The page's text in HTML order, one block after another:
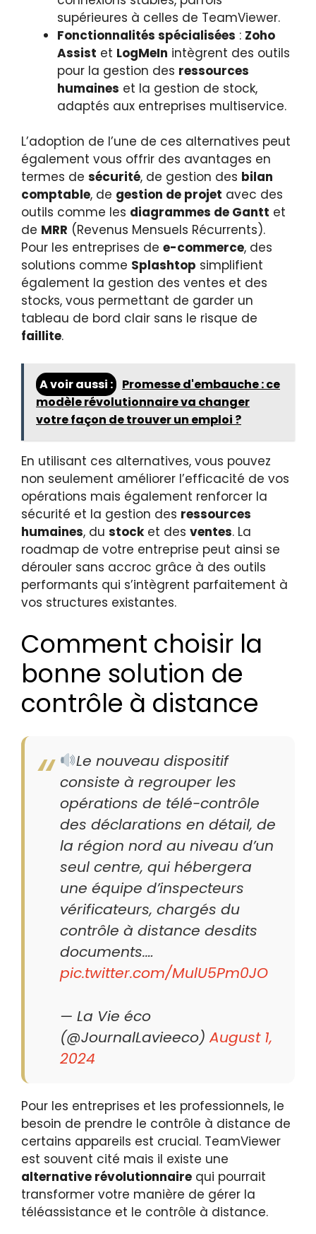
supérieures à celles de TeamViewer.
Fonctionnalités spécialisées : Zoho
Assist et LogMeIn intègrent des outils
pour la gestion des ressources
humaines et la gestion de stock,
adaptés aux entreprises multiservice.
L’adoption de l’une de ces alternatives peut
également vous offrir des avantages en
termes de sécurité, de gestion des bilan
comptable, de gestion de projet avec des
outils comme les diagrammes de Gantt et
de MRR (Revenus Mensuels Récurrents).
Pour les entreprises de e-commerce, des
solutions comme Splashtop simplifient
également la gestion des ventes et des
stocks, vous permettant de garder un
tableau de bord clair sans le risque de
faillite.
A voir aussi :
Promesse d'embauche : ce
modèle révolutionnaire va changer
votre façon de trouver un emploi ?
En utilisant ces alternatives, vous pouvez
non seulement améliorer l’efficacité de vos
opérations mais également renforcer la
sécurité et la gestion des ressources
humaines, du stocket des ventes. La
roadmap de votre entreprise peut ainsi se
dérouler sans accroc grâce à des outils
performants qui s’intègrent parfaitement à
vos structures existantes.
Comment choisir la
bonne solution de
contrôle à distance
Le nouveau dispositif
consiste à regrouper les
opérations de télé-contrôle
des déclarations en détail, de
la région nord au niveau d’un
seul centre, qui hébergera
une équipe d’inspecteurs
vérificateurs, chargés du
contrôle à distance desdits
documents.…
pic.twitter.com/MulU5Pm0JO
— La Vie éco
(@JournalLavieeco)August 1,
2024
Pour les entreprises et les professionnels, le
besoin de prendre le contrôle à distance de
certains appareils est crucial. TeamViewer
est souvent cité mais il existe une
alternative révolutionnaire qui pourrait
transformer votre manière de gérer la
téléassistance et le contrôle à distance.